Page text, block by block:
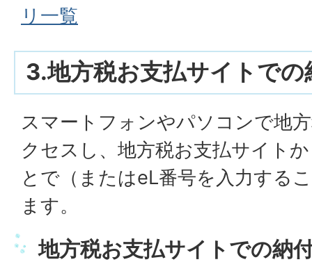
リ一覧
3.地方税お支払サイトでの
スマートフォンやパソコンで地
クセスし、地方税お支払サイト
とで（またはeL番号を入力する
ます。
地方税お支払サイトでの納